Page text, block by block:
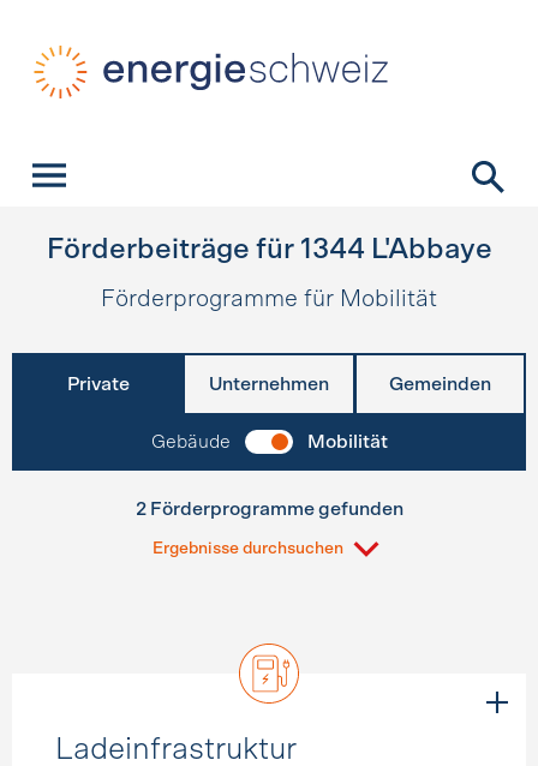
Förderbeiträge für 1344 L'Abbaye
Förderprogramme für Mobilität
Private Unternehmen Gemeinden
Gebäude Mobilität
2 Förderprogramme gefunden
Ergebnisse durchsuchen
Ladeinfrastruktur